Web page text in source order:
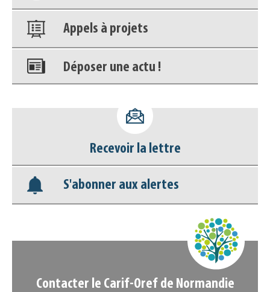
Appels à projets
Déposer une actu !
déconnecter)
Base documentaire
Nos veilles Scoop.it
Recevoir la lettre
S'abonner aux alertes
Contacter le Carif-Oref de Normandie